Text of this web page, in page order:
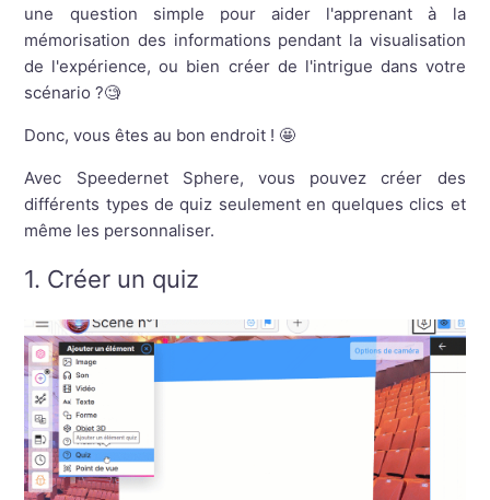
Quiz : Prévisualisation
Nomenclature
une question simple pour aider l'apprenant à la
mémorisation des informations pendant la visualisation
de l'expérience, ou bien créer de l'intrigue dans votre
scénario ?🧐
Donc, vous êtes au bon endroit ! 🤩
Avec Speedernet Sphere, vous pouvez créer des
différents types de quiz seulement en quelques clics et
même les personnaliser.
1. Créer un quiz